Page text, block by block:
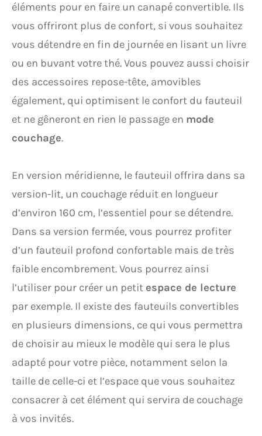
éléments pour en faire un canapé convertible. Ils
vous offriront plus de confort, si vous souhaitez
vous détendre en fin de journée en lisant un livre
ou en buvant votre thé. Vous pouvez aussi choisir
des accessoires repose-tête, amovibles
également, qui optimisent le confort du fauteuil
et ne gêneront en rien le passage en mode
couchage.
En version méridienne, le fauteuil offrira dans sa
version-lit, un couchage réduit en longueur
d’environ 160 cm, l’essentiel pour se détendre.
Dans sa version fermée, vous pourrez profiter
d’un fauteuil profond confortable mais de très
faible encombrement. Vous pourrez ainsi
l’utiliser pour créer un petit espace de lecture
par exemple. Il existe des fauteuils convertibles
en plusieurs dimensions, ce qui vous permettra
de choisir au mieux le modèle qui sera le plus
adapté pour votre pièce, notamment selon la
taille de celle-ci et l’espace que vous souhaitez
consacrer à cet élément qui servira de couchage
à vos invités.